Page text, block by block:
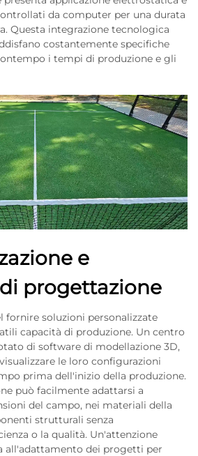
da computer per una durata
Questa integrazione tecnologica
costantemente specifiche
i tempi di produzione e gli
e
progettazione
fornire soluzioni personalizzate
capacità di produzione. Un centro
di software di modellazione 3D,
le loro configurazioni
prima dell'inizio della produzione.
può facilmente adattarsi a
del campo, nei materiali della
strutturali senza
o la qualità. Un'attenzione
all'adattamento dei progetti per